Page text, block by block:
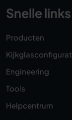
Snelle links
Producten
Engineering
Tools
Helpcentrum